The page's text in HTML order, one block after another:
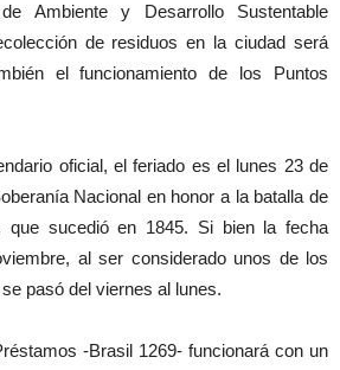
Ambiente y Desarrollo Sustentable
de residuos en la ciudad será
el funcionamiento de los Puntos
oficial, el feriado es el lunes 23 de
Nacional en honor a la batalla de
que sucedió en 1845. Si bien la fecha
al ser considerado unos de los
pasó del viernes al lunes.
-Brasil 1269- funcionará con un